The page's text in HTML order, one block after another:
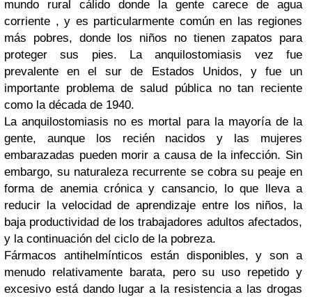
mundo rural cálido donde la gente carece de agua
corriente , y es particularmente común en las regiones
más pobres, donde los niños no tienen zapatos para
proteger sus pies.
La anquilostomiasis vez fue
prevalente en el sur de Estados Unidos, y fue un
importante problema de salud pública no tan reciente
como la década de 1940.
La anquilostomiasis no es mortal para la mayoría de la
gente, aunque los recién nacidos y las mujeres
embarazadas pueden morir a causa de la infección. Sin
embargo, su naturaleza recurrente se cobra su peaje en
forma de anemia crónica y cansancio, lo que lleva a
reducir la velocidad de aprendizaje entre los niños, la
baja productividad de los trabajadores adultos afectados,
y la continuación del ciclo de la pobreza.
Fármacos antihelmínticos están disponibles, y son a
menudo relativamente barata, pero su uso repetido y
excesivo está dando lugar a la resistencia a las drogas